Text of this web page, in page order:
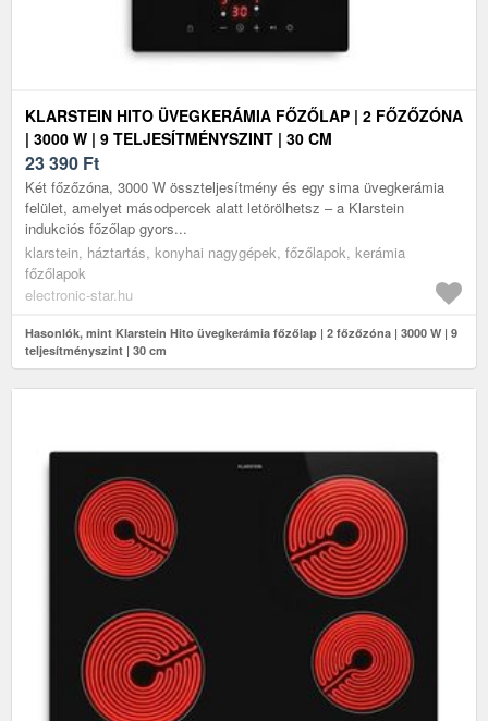
KLARSTEIN HITO ÜVEGKERÁMIA FŐZŐLAP | 2 FŐZŐZÓNA
| 3000 W | 9 TELJESÍTMÉNYSZINT | 30 CM
23 390 Ft
Két főzőzóna, 3000 W összteljesítmény és egy sima üvegkerámia
felület, amelyet másodpercek alatt letörölhetsz – a Klarstein
indukciós főzőlap gyors...
klarstein, háztartás, konyhai nagygépek, főzőlapok, kerámia
főzőlapok
electronic-star.hu
Hasonlók, mint Klarstein Hito üvegkerámia főzőlap | 2 főzőzóna | 3000 W | 9
teljesítményszint | 30 cm